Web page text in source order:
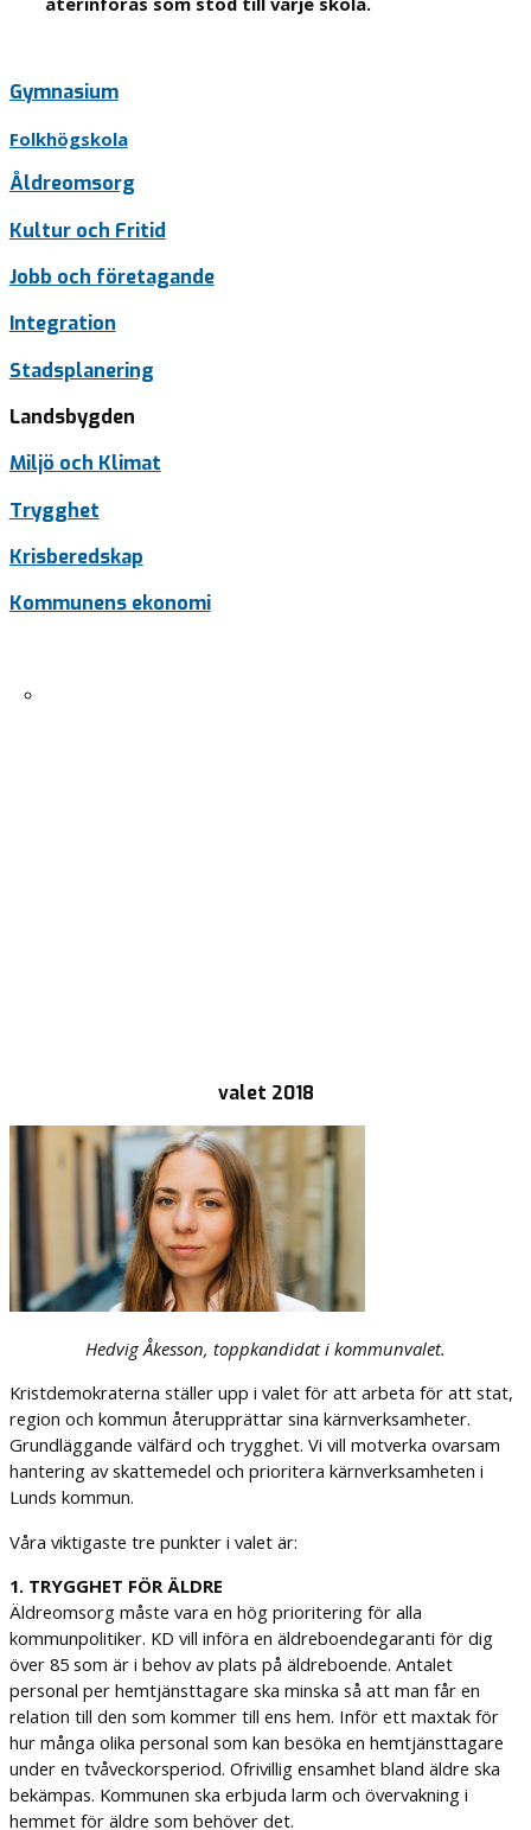
Gymnasium
Folkhögskola
Åldreomsorg
Kultur och Fritid
Jobb och företagande
Integration
Stadsplanering
Landsbygden
Miljö och Klimat
Trygghet
Krisberedskap
Kommunens ekonomi
valet 2018
Hedvig Åkesson, toppkandidat i kommunvalet.
Kristdemokraterna ställer upp i valet för att arbeta för att stat,
region och kommun återupprättar sina kärnverksamheter.
Grundläggande välfärd och trygghet. Vi vill motverka ovarsam
hantering av skattemedel och prioritera kärnverksamheten i
Lunds kommun.
Våra viktigaste tre punkter i valet är:
1. TRYGGHET FÖR ÄLDRE
Äldreomsorg måste vara en hög prioritering för alla
kommunpolitiker. KD vill införa en äldreboendegaranti för dig
över 85 som är i behov av plats på äldreboende. Antalet
personal per hemtjänsttagare ska minska så att man får en
relation till den som kommer till ens hem. Inför ett maxtak för
hur många olika personal som kan besöka en hemtjänsttagare
under en tvåveckorsperiod. Ofrivillig ensamhet bland äldre ska
bekämpas. Kommunen ska erbjuda larm och övervakning i
hemmet för äldre som behöver det.